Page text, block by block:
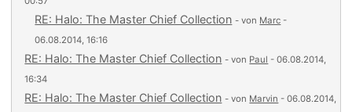
RE: Halo: The Master Chief Collection - von Marc -
06.08.2014, 16:16
RE: Halo: The Master Chief Collection - von Paul - 06.08.2014,
16:34
RE: Halo: The Master Chief Collection - von Marvin - 06.08.2014,